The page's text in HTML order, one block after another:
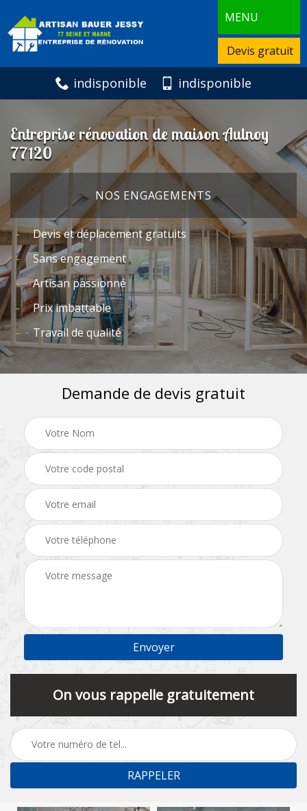
MENU
Devis gratuit
indisponible indisponible
Entreprise rénovation de maison Aulnoy
77120
NOS ENGAGEMENTS
Devis et déplacement gratuits
Sans engagement
Artisan passionné
Prix imbattable
Travail de qualité
Demande de devis gratuit
On vous rappelle gratuitement